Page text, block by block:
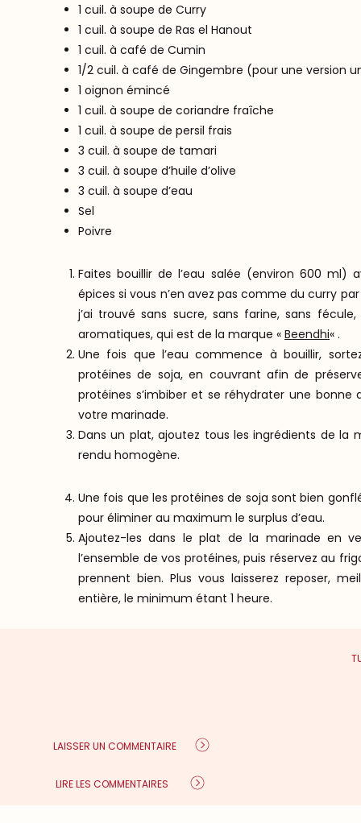
1 cuil. à soupe de Curry
1 cuil. à soupe de Ras el Hanout
1 cuil. à café de Cumin
1/2 cuil. à café de Gingembre (pour une version
1 oignon émincé
1 cuil. à soupe de coriandre fraîche
1 cuil. à soupe de persil frais
3 cuil. à soupe de tamari
3 cuil. à soupe d’huile d’olive
3 cuil. à soupe d’eau
Sel
Poivre
Faites bouillir de l’eau salée (environ 600 ml)
épices si vous n’en avez pas comme du curry
j’ai trouvé sans sucre, sans farine, sans
aromatiques, qui est de la marque « Beendhi« .
Une fois que l’eau commence à bouillir,
protéines de soja, en couvrant afin de
protéines s’imbiber et se réhydrater une
votre marinade.
Dans un plat, ajoutez tous les ingrédients de la
rendu homogène.
Une fois que les protéines de soja sont bien
pour éliminer au maximum le surplus d’eau.
Ajoutez-les dans le plat de la marinade en
l’ensemble de vos protéines, puis réservez au
prennent bien. Plus vous laisserez reposer,
entière, le minimum étant 1 heure.
poêle à feu moyen avec un filet d’huile jusqu’à
5-6 cuillères à soupe de crème de coco (ou
La moitié de la boite de faux-mage à tartiner ail
LAISSER UN COMMENTAIRE
LIRE LES COMMENTAIRES